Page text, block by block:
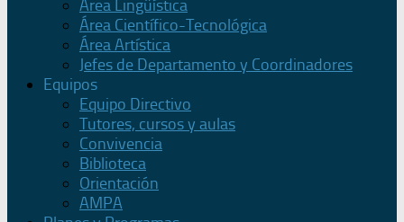
Área Lingüística
Área Científico-Tecnológica
Área Artística
Jefes de Departamento y Coordinadores
Equipos
Equipo Directivo
Tutores, cursos y aulas
Convivencia
Biblioteca
Orientación
AMPA